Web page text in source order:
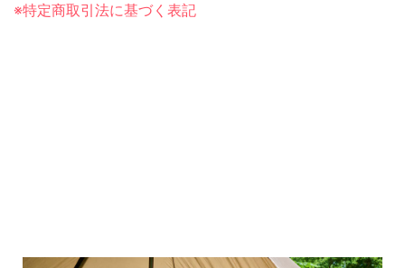
※特定商取引法に基づく表記